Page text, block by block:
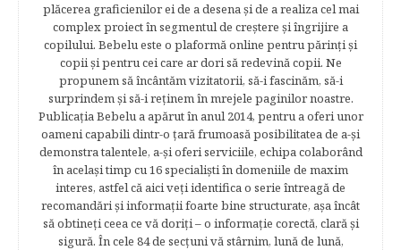
plăcerea graficienilor ei de a desena şi de a realiza cel mai
complex proiect în segmentul de creştere şi îngrijire a
copilului. Bebelu este o plaformă online pentru părinţi şi
copii şi pentru cei care ar dori să redevină copii. Ne
propunem să încântăm vizitatorii, să-i fascinăm, să-i
surprindem şi să-i reţinem în mrejele paginilor noastre.​
Publicația Bebelu a apărut în anul 2014, pentru a oferi unor
oameni capabili dintr-o ţară frumoasă posibilitatea de a-şi
demonstra talentele, a-şi oferi serviciile, echipa colaborând
în acelaşi timp cu 16 specialişti în domeniile de maxim
interes, astfel că aici veţi identifica o serie întreagă de
recomandări şi informaţii foarte bine structurate, aşa încât
să obtineţi ceea ce vă doriţi – o informaţie corectă, clară şi
sigură. În cele 84 de secțuni vă stârnim, lună de lună,